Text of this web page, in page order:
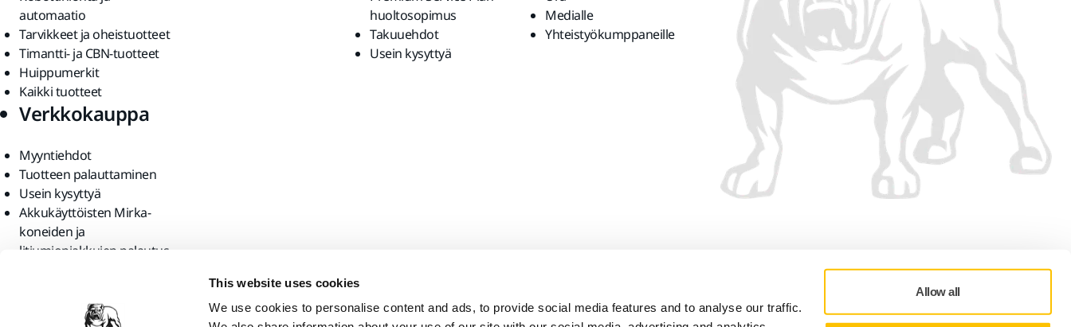
This website uses cookies
We use cookies to personalise content and ads, to provide social media features and to analyse our traffic.
Allow all
automaatio
Tarvikkeet ja oheistuotteet
Timantti- ja CBN-tuotteet
Huippumerkit
Kaikki tuotteet
huoltosopimus
Takuuehdot
Usein kysyttyä
Medialle
Yhteistyökumppaneille
Verkkokauppa
Myyntiehdot
Tuotteen palauttaminen
Usein kysyttyä
Akkukäyttöisten Mirka-
koneiden ja
litiumioniakkujen palautus